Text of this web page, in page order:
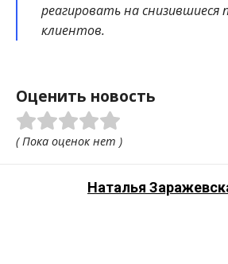
реагировать на
клиентов.
Оценить новость
( Пока оценок нет )
Наталья